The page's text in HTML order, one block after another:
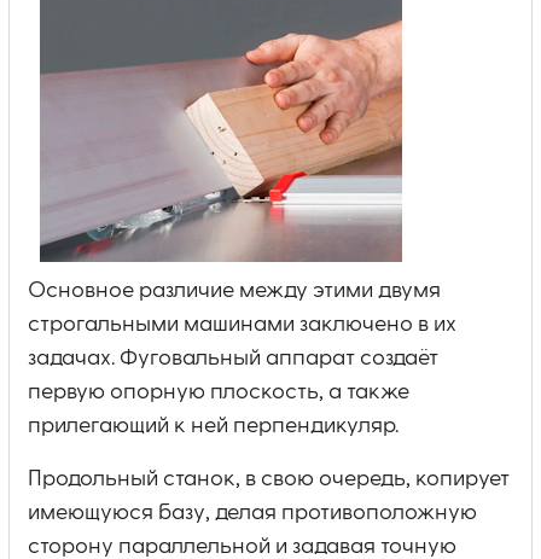
Основное различие между этими двумя
строгальными машинами заключено в их
задачах. Фуговальный аппарат создаёт
первую опорную плоскость, а также
прилегающий к ней перпендикуляр.
Продольный станок, в свою очередь, копирует
имеющуюся базу, делая противоположную
сторону параллельной и задавая точную